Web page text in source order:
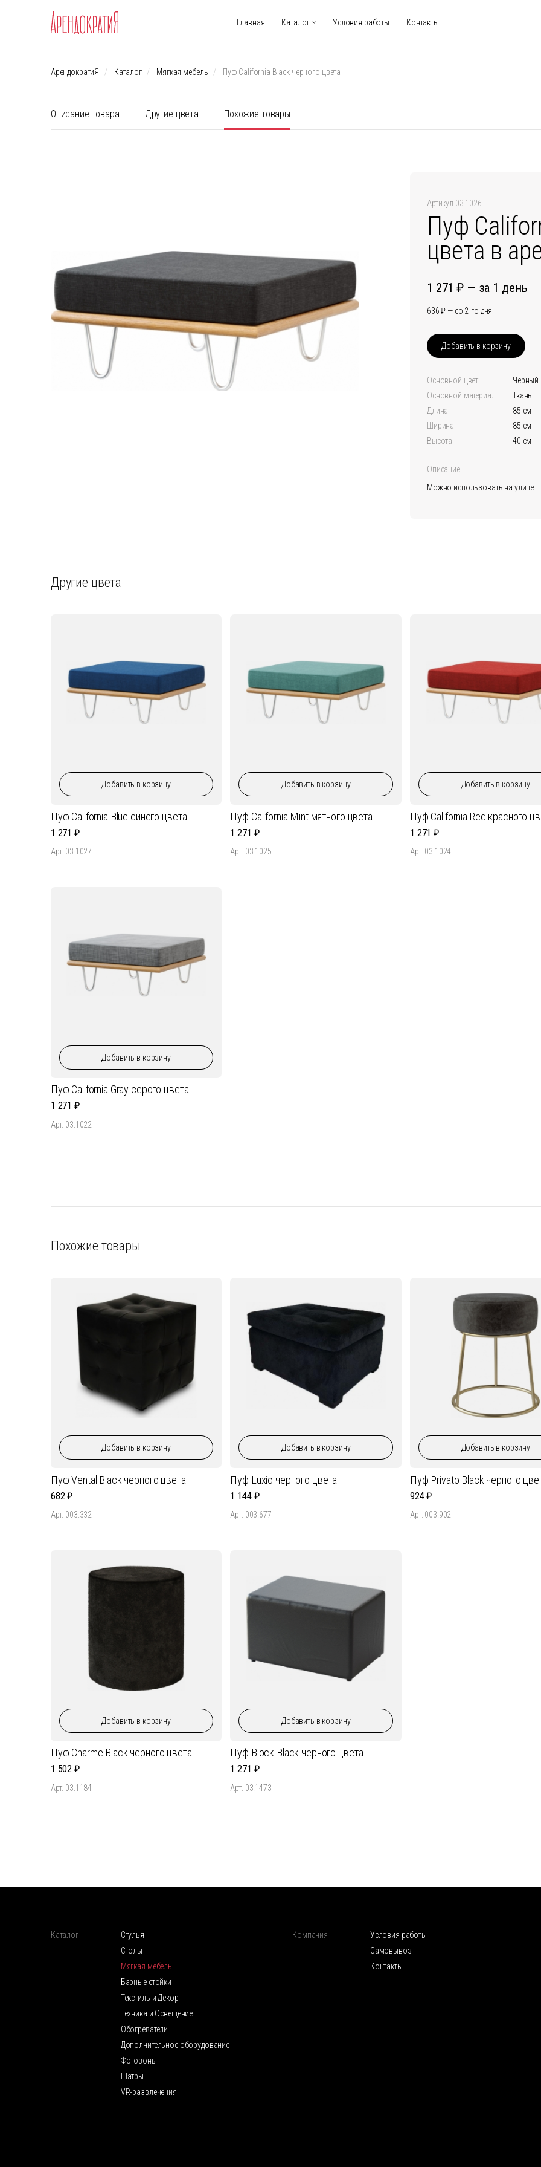
Главная Каталог Условия работы Контакты
АрендократиЯ Каталог Мягкая мебель Пуф California Black черного цвета
Описание товара Другие цвета Похожие товары
Артикул 03.1026
Пуф
цвета в
1 271 за 1 день
636 со 2-го дня
Добавить в корзину
Основной цвет
черный
Основной материал
Ткань
Длина
85 см
Ширина
85 см
Высота
40 см
Описание
Можно использовать на улице.
Другие цвета
Добавить в корзину
Пуф California Blue синего цвета
1 271
Арт. 03.1027
Добавить в корзину
Пуф California Mint мятного цвета
1 271
Арт. 03.1025
Добавить в корзину
Пуф California Red красного
1 271
Арт. 03.1024
Добавить в корзину
Пуф California Gray серого цвета
1 271
Арт. 03.1022
Похожие товары
Добавить в корзину
Пуф Vental Black черного цвета
682
Арт. 003.332
Добавить в корзину
Пуф Luxio черного цвета
1 144
Арт. 003.677
Добавить в корзину
Пуф Privato Black черного
924
Арт. 003.902
Добавить в корзину
Пуф Charme Black черного цвета
1 502
Арт. 03.1184
Добавить в корзину
Пуф Block Black черного цвета
1 271
Арт. 03.1473
Каталог
Стулья
Столы
Мягкая мебель
Барные стойки
Текстиль и Декор
Техника и Освещение
Обогреватели
Дополнительное оборудование
Фотозоны
Шатры
VR-развлечения
Компания
Условия работы
Самовывоз
Контакты